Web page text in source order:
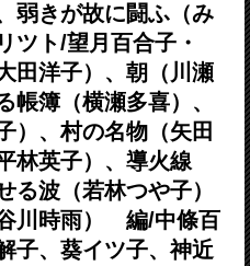
弱きが故に闘ふ（み
ツト/望月百合子・
田洋子）、朝（川瀬
帳簿（横瀬多喜）、
）、村の名物（矢田
林英子）、導火線
る波（若林つや子）
川時雨） 編/中條百
子、葵イツ子、神近